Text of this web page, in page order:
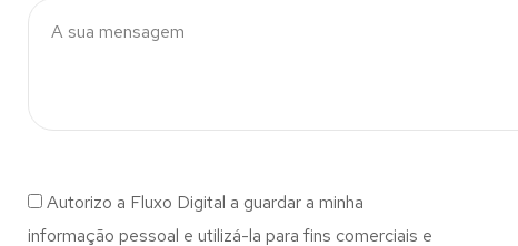
Autorizo a Fluxo Digital a guardar a minha
informação pessoal e utilizá-la para fins comerciais e